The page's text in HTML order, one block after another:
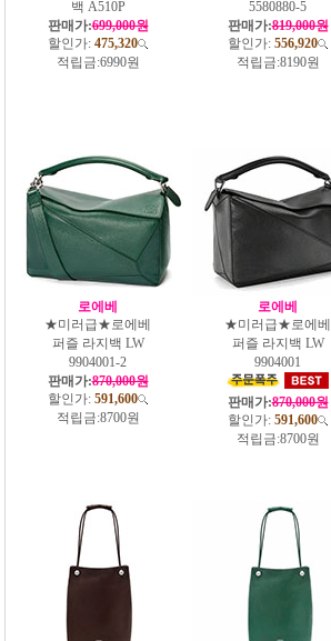
백 A510P
판매가:699,000원
할인가: 475,320
적립금:6990원
5580880-5
판매가:819,000원
할인가: 556,920
적립금:8190원
로에베
★미러급★로에베
퍼즐 라지백 LW
9904001-2
판매가:870,000원
할인가: 591,600
적립금:8700원
로에베
★미러급★로에베
퍼즐 라지백 LW
9904001
판매가:870,000원
할인가: 591,600
적립금:8700원